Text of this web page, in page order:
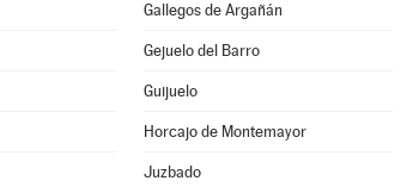
Gallegos de Argañán
Gejuelo del Barro
Guijuelo
Horcajo de Montemayor
Juzbado